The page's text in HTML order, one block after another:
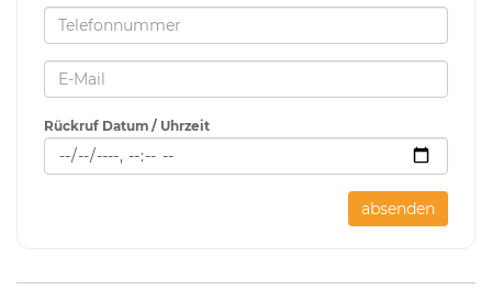
Rückruf Datum / Uhrzeit
absenden